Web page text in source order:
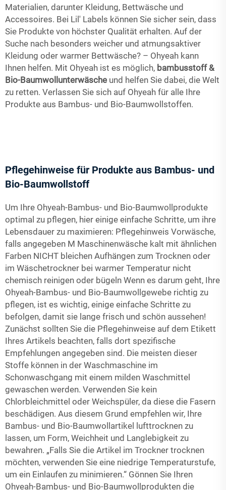
Materialien, darunter Kleidung, Bettwäsche und
Accessoires. Bei Lil' Labels können Sie sicher sein, dass
Sie Produkte von höchster Qualität erhalten. Auf der
Suche nach besonders weicher und atmungsaktiver
Kleidung oder warmer Bettwäsche? – Ohyeah kann
Ihnen helfen. Mit Ohyeah ist es möglich, bambusstoff &
Bio-Baumwollunterwäsche und helfen Sie dabei, die Welt
zu retten. Verlassen Sie sich auf Ohyeah für alle Ihre
Produkte aus Bambus- und Bio-Baumwollstoffen.
Pflegehinweise für Produkte aus Bambus- und
Bio-Baumwollstoff
Um Ihre Ohyeah-Bambus- und Bio-Baumwollprodukte
optimal zu pflegen, hier einige einfache Schritte, um ihre
Lebensdauer zu maximieren: Pflegehinweis Vorwäsche,
falls angegeben M Maschinenwäsche kalt mit ähnlichen
Farben NICHT bleichen Aufhängen zum Trocknen oder
im Wäschetrockner bei warmer Temperatur nicht
chemisch reinigen oder bügeln Wenn es darum geht, Ihre
Ohyeah-Bambus- und Bio-Baumwollgewebe richtig zu
pflegen, ist es wichtig, einige einfache Schritte zu
befolgen, damit sie lange frisch und schön aussehen!
Zunächst sollten Sie die Pflegehinweise auf dem Etikett
Ihres Artikels beachten, falls dort spezifische
Empfehlungen angegeben sind. Die meisten dieser
Stoffe können in der Waschmaschine im
Schonwaschgang mit einem milden Waschmittel
gewaschen werden. Verwenden Sie kein
Chlorbleichmittel oder Weichspüler, da diese die Fasern
beschädigen. Aus diesem Grund empfehlen wir, Ihre
Bambus- und Bio-Baumwollartikel lufttrocknen zu
lassen, um Form, Weichheit und Langlebigkeit zu
bewahren. „Falls Sie die Artikel im Trockner trocknen
möchten, verwenden Sie eine niedrige Temperaturstufe,
um ein Einlaufen zu minimieren.“ Gönnen Sie Ihren
Ohyeah-Bambus- und Bio-Baumwollprodukten die